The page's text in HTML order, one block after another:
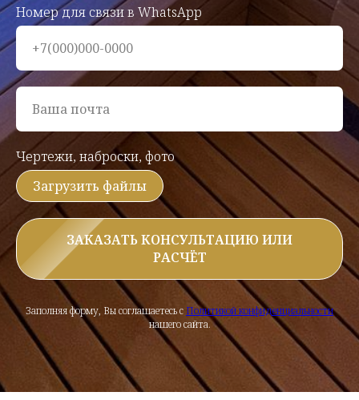
Номер для связи в WhatsApp
+7(000)000-0000
Ваша почта
Чертежи, наброски, фото
Загрузить файлы
ЗАКАЗАТЬ КОНСУЛЬТАЦИЮ ИЛИ
РАСЧЁТ
Заполняя форму, Вы соглашаетесь с Политикой конфиденциальности
нашего сайта.